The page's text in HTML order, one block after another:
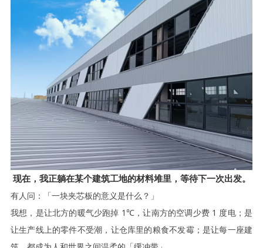
现在，我正躺在某个建筑工地的材料堆里，等待下一次出发。
有人问：「一块夹芯板的意义是什么？」
我想，是让北方的暖气少跑掉 1℃，让南方的空调少费 1 度电；是
让生产线上的零件不受潮，让仓库里的粮食不发霉；是让每一座建